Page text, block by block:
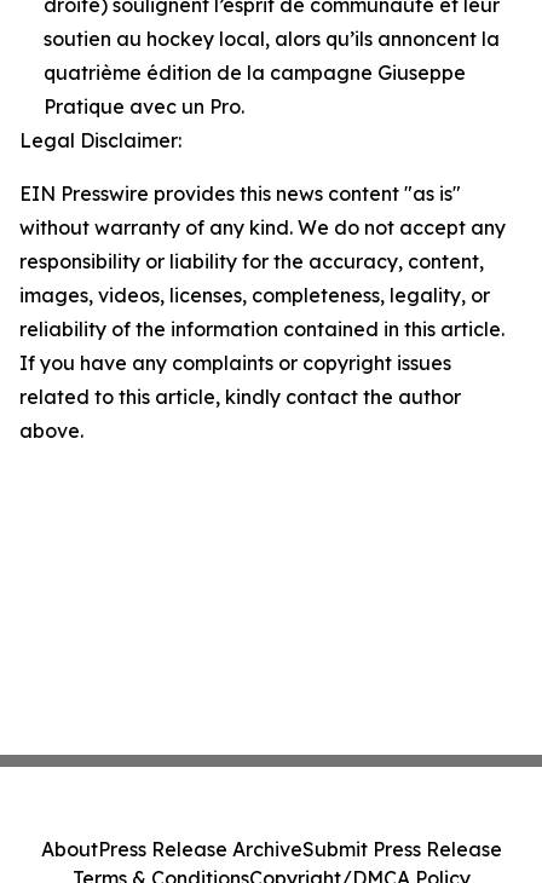
droite) soulignent l’esprit de communauté et leur
soutien au hockey local, alors qu’ils annoncent la
quatrième édition de la campagne Giuseppe
Pratique avec un Pro.
Legal Disclaimer:
EIN Presswire provides this news content "as is"
without warranty of any kind. We do not accept any
responsibility or liability for the accuracy, content,
images, videos, licenses, completeness, legality, or
reliability of the information contained in this article.
If you have any complaints or copyright issues
related to this article, kindly contact the author
above.
AboutPress Release ArchiveSubmit Press Release
Terms & ConditionsCopyright/DMCA Policy